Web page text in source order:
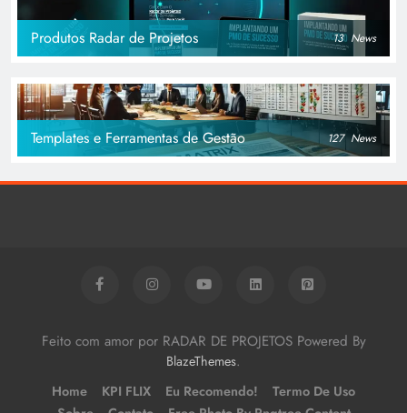
Produtos Radar de Projetos 13 News
Templates e Ferramentas de Gestão 127 News
Feito com amor por RADAR DE PROJETOS Powered By
BlazeThemes.
Home KPI FLIX Eu Recomendo!
Termo De Uso